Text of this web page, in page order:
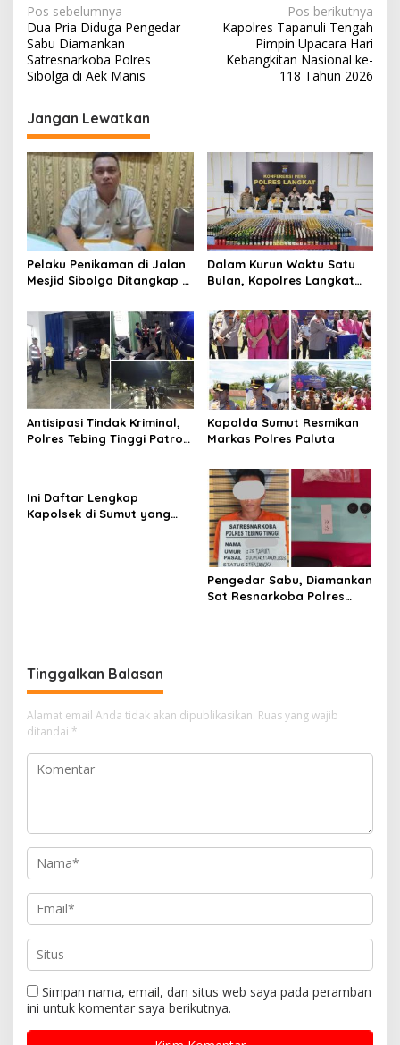
N
a
v
g
a
s
i
p
o
s
Pos sebelumnya
Dua Pria Diduga Pengedar
Sabu Diamankan
Satresnarkoba Polres
Sibolga di Aek Manis
Pos berikutnya
Kapolres Tapanuli Tengah
Pimpin Upacara Hari
Kebangkitan Nasional ke-
118 Tahun 2026
Jangan Lewatkan
Pelaku Penikaman di Jalan
Mesjid Sibolga Ditangkap di
Kerja
Dalam Kurun Waktu Satu
Bulan, Kapolres Langkat
Narkotika, Tindak Pidana
Kriminal, dan Kekerasan
Seksual terhadap Anak
Antisipasi Tindak Kriminal,
Polres Tebing Tinggi Patroli
Kapolda Sumut Resmikan
Markas Polres Paluta
Ini Daftar Lengkap
Kapolsek di Sumut yang
Pengedar Sabu, Diamankan
Sat Resnarkoba Polres
Tinggalkan Balasan
Alamat email Anda tidak akan dipublikasikan. Ruas yang wajib
ditandai *
Simpan nama, email, dan situs web saya pada peramban
ini untuk komentar saya berikutnya.